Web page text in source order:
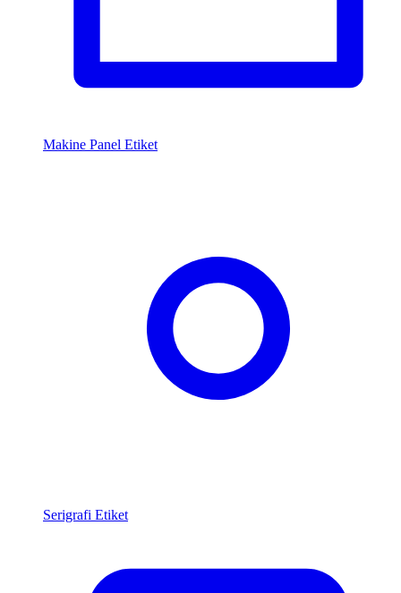
Makine Panel Etiket
Serigrafi Etiket